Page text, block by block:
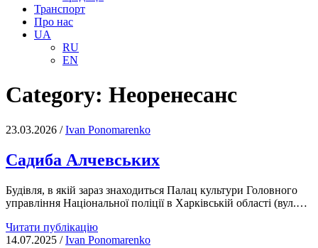
Транспорт
Про нас
UA
RU
EN
Category: Неоренесанс
23.03.2026 /Іvan Ponomarenko
Садиба Алчевських
Будівля, в якій зараз знаходиться Палац культури Головного
управління Національної поліції в Харківській області (вул.…
Читати публікаціюСадиба
Алчевських
14.07.2025 /Іvan Ponomarenko